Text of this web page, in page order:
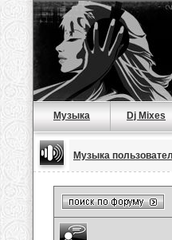
Музыка Dj Mixes
Музыка